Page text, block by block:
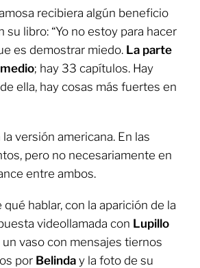
recibiera algún beneficio
libro: “Yo no estoy para hacer
es demostrar miedo. La parte
; hay 33 capítulos. Hay
ella, hay cosas más fuertes en
versión americana. En las
pero no necesariamente en
entre ambos.
hablar, con la aparición de la
videollamada con Lupillo
vaso con mensajes tiernos
por Belinda y la foto de su